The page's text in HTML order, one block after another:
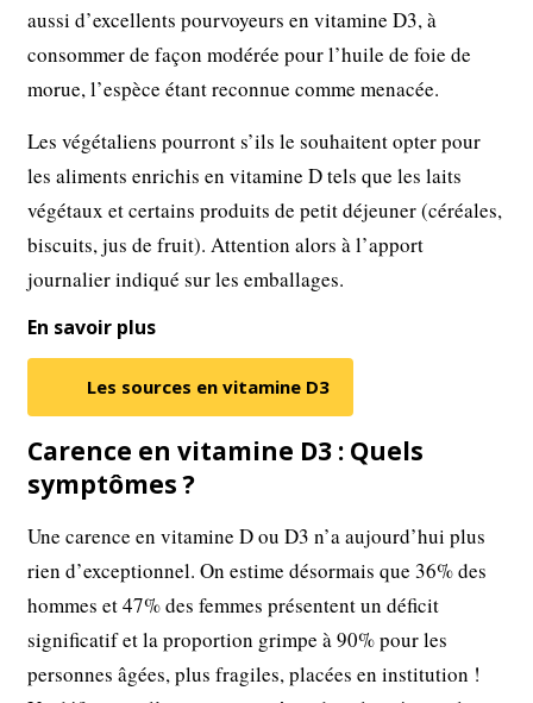
aussi d’excellents pourvoyeurs en vitamine D3, à
consommer de façon modérée pour l’huile de foie de
morue, l’espèce étant reconnue comme menacée.
Les végétaliens pourront s’ils le souhaitent opter pour
les aliments enrichis en vitamine D tels que les laits
végétaux et certains produits de petit déjeuner (céréales,
biscuits, jus de fruit). Attention alors à l’apport
journalier indiqué sur les emballages.
En savoir plus
Les sources en vitamine D3
Carence en vitamine D3 : Quels
symptômes ?
Une carence en vitamine D ou D3 n’a aujourd’hui plus
rien d’exceptionnel. On estime désormais que 36% des
hommes et 47% des femmes présentent un déficit
significatif et la proportion grimpe à 90% pour les
personnes âgées, plus fragiles, placées en institution !